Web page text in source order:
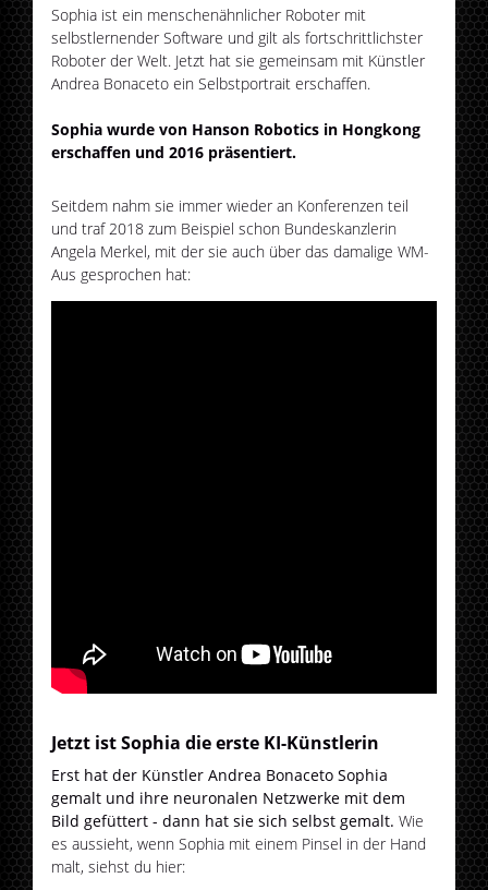
Sophia ist ein menschenähnlicher Roboter mit
selbstlernender Software und gilt als fortschrittlichster
Roboter der Welt. Jetzt hat sie gemeinsam mit Künstler
Andrea Bonaceto ein Selbstportrait erschaffen.
Sophia wurde von Hanson Robotics in Hongkong
erschaffen und 2016 präsentiert.
Seitdem nahm sie immer wieder an Konferenzen teil
und traf 2018 zum Beispiel schon Bundeskanzlerin
Angela Merkel, mit der sie auch über das damalige WM-
Aus gesprochen hat:
Jetzt ist Sophia die erste KI-Künstlerin
Erst hat der Künstler Andrea Bonaceto Sophia
gemalt und ihre neuronalen Netzwerke mit dem
Bild gefüttert - dann hat sie sich selbst gemalt.Wie
es aussieht, wenn Sophia mit einem Pinsel in der Hand
malt, siehst du hier: